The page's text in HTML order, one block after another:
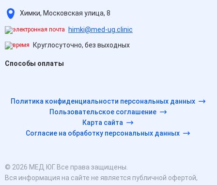
Химки, Московская улица, 8
himki@med-ug.clinic
Круглосуточно, без выходных
Способы оплаты
Политика конфиденциальности персональных данных
Пользовательское соглашение
Карта сайта
Согласие на обработку персональных данных
© 2026 МЕД ЮГ. Все права защищены.
Вся информация на сайте не является публичной офертой,